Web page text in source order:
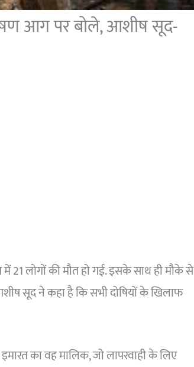
आग पर बोले, आशीष सूद-
लोगों की मौत हो गई. इसके साथ ही मौके से
सूद ने कहा है कि सभी दोषियों के खिलाफ
का वह मालिक, जो लापरवाही के लिए